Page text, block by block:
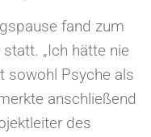
fand zum
„Ich hätte nie
sowohl Psyche als
anschließend
des